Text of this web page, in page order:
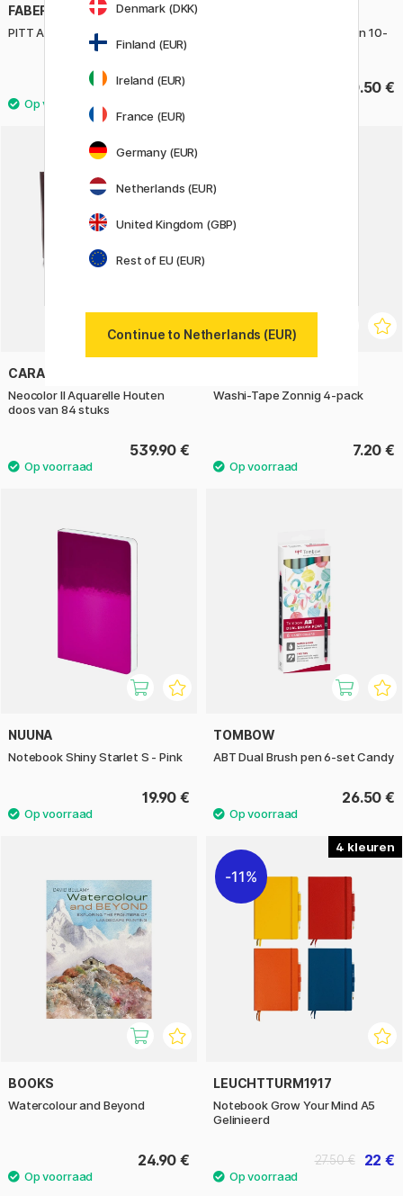
FABER-CASTELL
PITT Artist 4-pack Warm Grey
15.50 €
Houten Stempels Eenhoorn 10-
10.50 €
CARAN D'ACHE
Neocolor II Aquarelle Houten
doos van 84 stuks
539.90 €
Washi-Tape Zonnig 4-pack
7.20 €
NUUNA
Notebook Shiny Starlet S - Pink
19.90 €
TOMBOW
ABT Dual Brush pen 6-set Candy
26.50 €
BOOKS
Watercolour and Beyond
24.90 €
4
11%
LEUCHTTURM1917
Notebook Grow Your Mind A5
Gelinieerd
22 €
27.50 €
Denmark (DKK)
Finland (EUR)
Ireland (EUR)
France (EUR)
Germany (EUR)
Netherlands (EUR)
United Kingdom (GBP)
Rest of EU (EUR)
Continue to Netherlands (EUR)